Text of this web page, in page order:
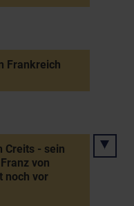
Frankreich
Creits - sein
von
noch vor